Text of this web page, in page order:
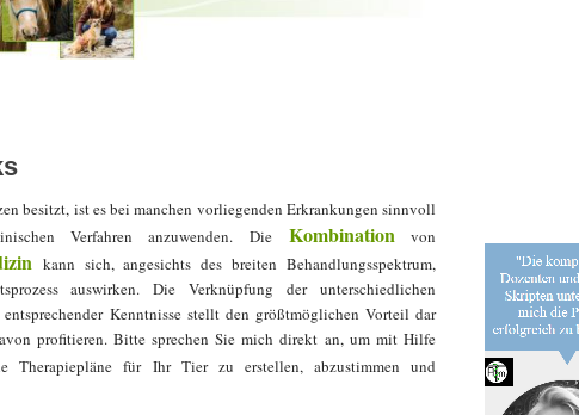
besitzt, ist es bei manchen vorliegenden Erkrankungen sinnvoll
Verfahren anzuwenden. Die Kombination von
kann sich, angesichts des breiten Behandlungsspektrum,
auswirken. Die Verknüpfung der unterschiedlichen
Kenntnisse stellt den größtmöglichen Vorteil dar
profitieren. Bitte sprechen Sie mich direkt an, um mit Hilfe
Therapiepläne für Ihr Tier zu erstellen, abzustimmen und